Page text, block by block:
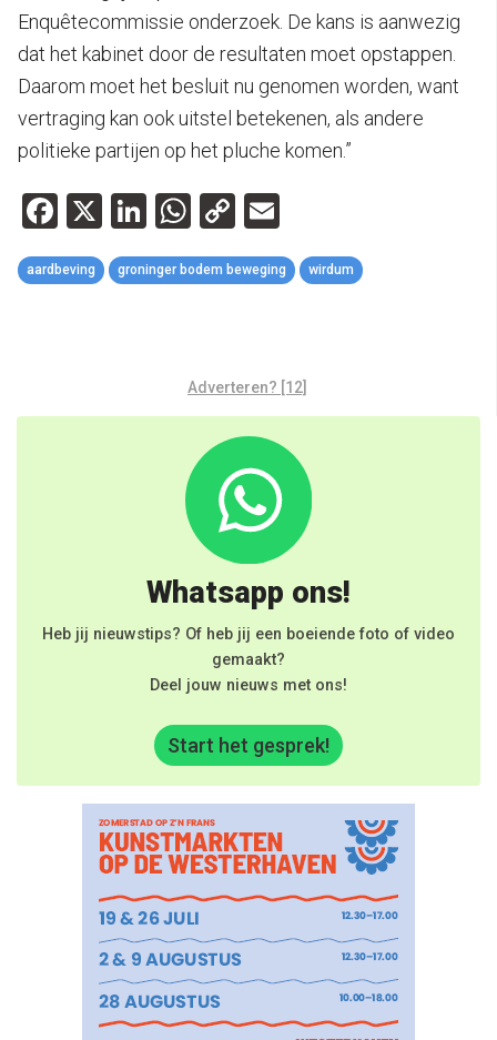
Enquêtecommissie onderzoek. De kans is aanwezig
dat het kabinet door de resultaten moet opstappen.
Daarom moet het besluit nu genomen worden, want
vertraging kan ook uitstel betekenen, als andere
politieke partijen op het pluche komen.”
Facebook
X LinkedIn
WhatsApp
Copy
Link
aardbeving groninger bodem beweging wirdum
Adverteren? [12]
Whatsapp ons!
Heb jij nieuwstips? Of heb jij een boeiende foto of video
gemaakt?
Deel jouw nieuws met ons!
Start het gesprek!